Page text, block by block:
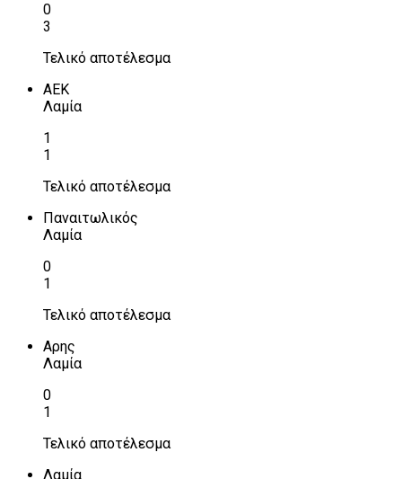
0
3
Τελικό αποτέλεσμα
ΑΕΚ
Λαμία
1
1
Τελικό αποτέλεσμα
Παναιτωλικός
Λαμία
0
1
Τελικό αποτέλεσμα
Αρης
Λαμία
0
1
Τελικό αποτέλεσμα
Λαμία